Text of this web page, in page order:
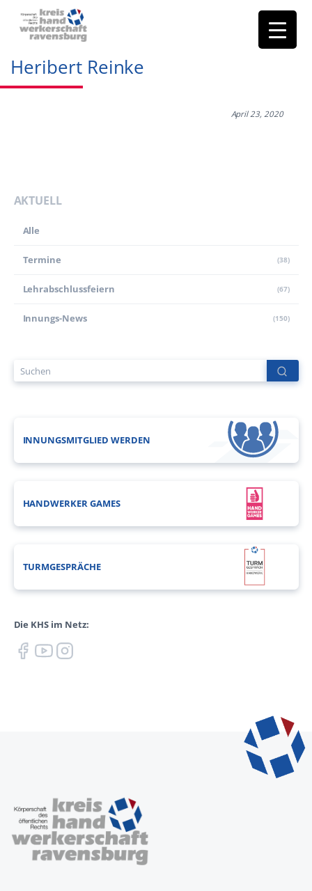
Heribert Reinke
April 23, 2020
AKTUELL
Alle
Termine (38)
Lehr­abschluss­feiern (67)
Innungs-News (150)
INNUNGSMITGLIED WERDEN
HANDWERKER GAMES
TURMGESPRÄCHE
Die KHS im Netz: